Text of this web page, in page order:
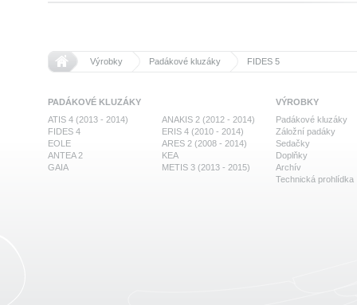
Domů Výrobky Padákové kluzáky FIDES 5
PADÁKOVÉ KLUZÁKY
ATIS 4 (2013 - 2014)
FIDES 4
EOLE
ANTEA 2
GAIA
ANAKIS 2 (2012 - 2014)
ERIS 4 (2010 - 2014)
ARES 2 (2008 - 2014)
KEA
METIS 3 (2013 - 2015)
VÝROBKY
Padákové kluzáky
Záložní padáky
Sedačky
Doplňky
Archív
Technická prohlídka